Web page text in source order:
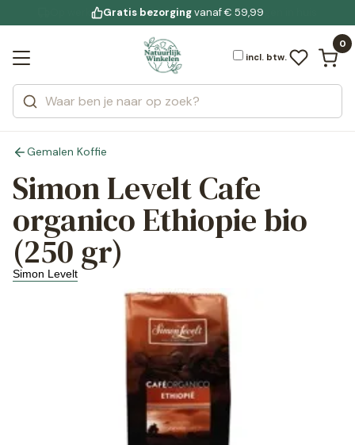
Jouw bewuste leefstijl
voor 19:00 uur besteld
Gratis bezorgingvanaf € 59,99
incl. btw.
0
Zoeken
Categorieën
Merken
Bekijk alle resultaten
Gemalen Koffie
Simon Levelt Cafe
organico Ethiopie bio
(250 gr)
Simon Levelt